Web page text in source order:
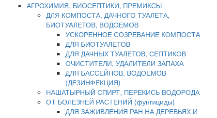
АГРОХИМИЯ, БИОСЕПТИКИ, ПРЕМИКСЫ
ДЛЯ КОМПОСТА, ДАЧНОГО ТУАЛЕТА,
БИОТУАЛЕТОВ, ВОДОЕМОВ
УСКОРЕННОЕ СОЗРЕВАНИЕ КОМПОСТА
ДЛЯ БИОТУАЛЕТОВ
ДЛЯ ДАЧНЫХ ТУАЛЕТОВ, СЕПТИКОВ
ОЧИСТИТЕЛИ, УДАЛИТЕЛИ ЗАПАХА
ДЛЯ БАССЕЙНОВ, ВОДОЕМОВ
(ДЕЗИНФЕКЦИЯ)
НАШАТЫРНЫЙ СПИРТ, ПЕРЕКИСЬ ВОДОРОДА
ОТ БОЛЕЗНЕЙ РАСТЕНИЙ (фунгициды)
ДЛЯ ЗАЖИВЛЕНИЯ РАН НА ДЕРЕВЬЯХ И